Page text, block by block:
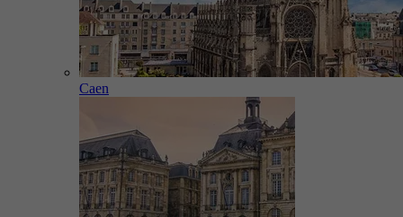
Caen